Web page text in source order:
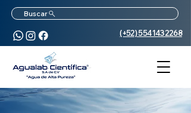
Buscar
(+52) 5541432268